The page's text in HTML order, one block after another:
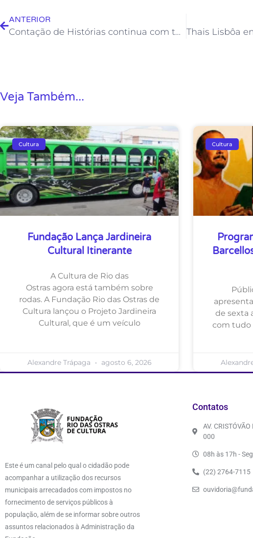
ANTERIOR
Contação de Histórias continua com tudo na Biblioteca Municipal Professora Iris Galvão
Veja Também...
Cultura
Fundação Lança Jardineira
Cultural Itinerante
A Cultura de Rio das
Ostras agora está também sobre
rodas. A Fundação Rio das Ostras de
Cultura lançou o Projeto Jardineira
Cultural, que é um veículo
Alexandre Trápaga agosto 6, 2026
Cultura
de sexta
com tudo
Este é um canal pelo qual o cidadão pode
acompanhar a utilização dos recursos
municipais arrecadados com impostos no
fornecimento de serviços públicos à
população, além de se informar sobre outros
assuntos relacionados à Administração da
Contatos
AV.
000
08h às 17h -
(22) 2764-7115